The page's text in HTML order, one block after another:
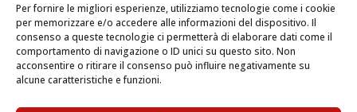
Per fornire le migliori esperienze, utilizziamo tecnologie come i cookie
per memorizzare e/o accedere alle informazioni del dispositivo. Il
consenso a queste tecnologie ci permetterà di elaborare dati come il
comportamento di navigazione o ID unici su questo sito. Non
acconsentire o ritirare il consenso può influire negativamente su
alcune caratteristiche e funzioni.